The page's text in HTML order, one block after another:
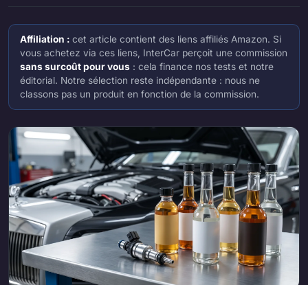
Affiliation : cet article contient des liens affiliés Amazon. Si
vous achetez via ces liens, InterCar perçoit une commission
sans surcoût pour vous : cela finance nos tests et notre
éditorial. Notre sélection reste indépendante : nous ne
classons pas un produit en fonction de la commission.